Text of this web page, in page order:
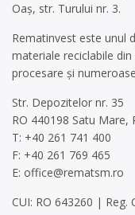
Oaș, str. Turului nr. 3.
Rematinvest este unul
materiale reciclabile
procesare și
Str. Depozitelor nr. 35
RO 440198 Satu Mare,
T: +40 261 741 400
F: +40 261 769 465
E: office@rematsm.ro
CUI: RO 643260 | Reg.